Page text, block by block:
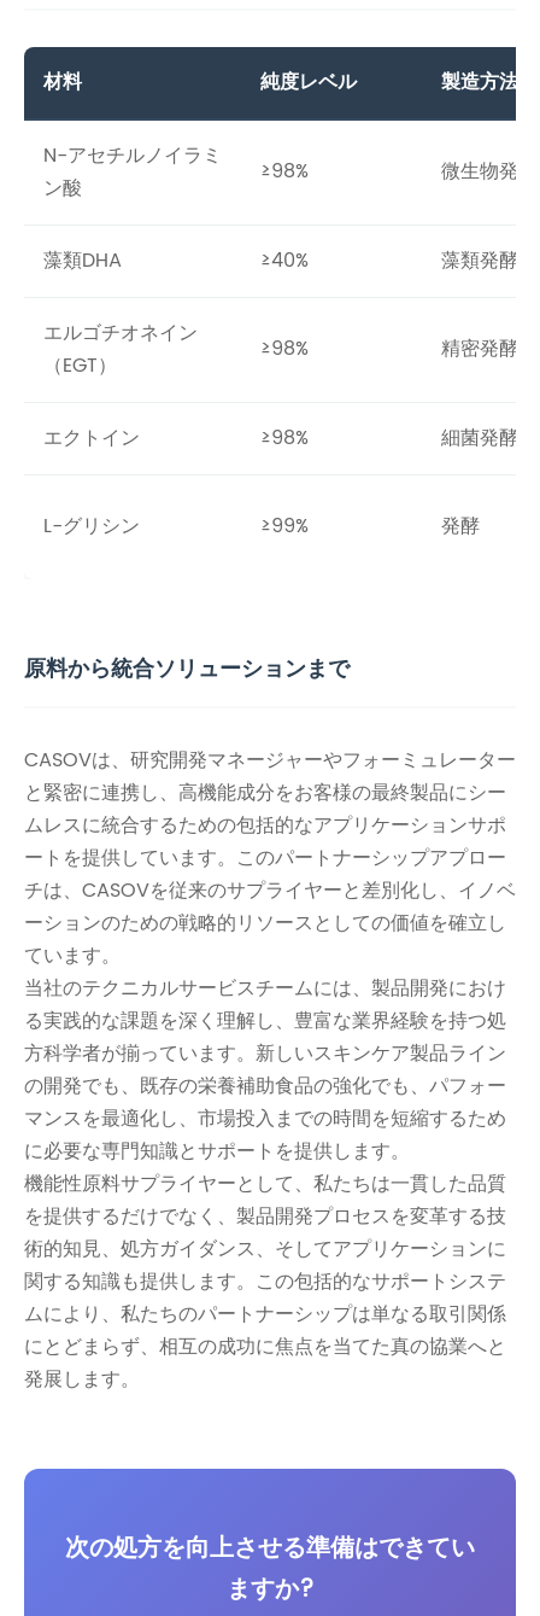
材料 純度レベル 製造方法
N-アセチルノイラミ
ン酸
≥98% 微生物発酵
藻類DHA ≥40% 藻類発酵
エルゴチオネイン
（EGT）
≥98% 精密発酵
エクトイン ≥98% 細菌発酵
L-グリシン ≥99% 発酵
原料から統合ソリューションまで
CASOVは、研究開発マネージャーやフォーミュレーター
と緊密に連携し、高機能成分をお客様の最終製品にシー
ムレスに統合するための包括的なアプリケーションサポ
ートを提供しています。このパートナーシップアプロー
チは、CASOVを従来のサプライヤーと差別化し、イノベ
ーションのための戦略的リソースとしての価値を確立し
ています。
当社のテクニカルサービスチームには、製品開発におけ
る実践的な課題を深く理解し、豊富な業界経験を持つ処
方科学者が揃っています。新しいスキンケア製品ライン
の開発でも、既存の栄養補助食品の強化でも、パフォー
マンスを最適化し、市場投入までの時間を短縮するため
に必要な専門知識とサポートを提供します。
機能性原料サプライヤーとして、私たちは一貫した品質
を提供するだけでなく、製品開発プロセスを変革する技
術的知見、処方ガイダンス、そしてアプリケーションに
関する知識も提供します。この包括的なサポートシステ
ムにより、私たちのパートナーシップは単なる取引関係
にとどまらず、相互の成功に焦点を当てた真の協業へと
発展します。
次の処方を向上させる準備はできてい
ますか?